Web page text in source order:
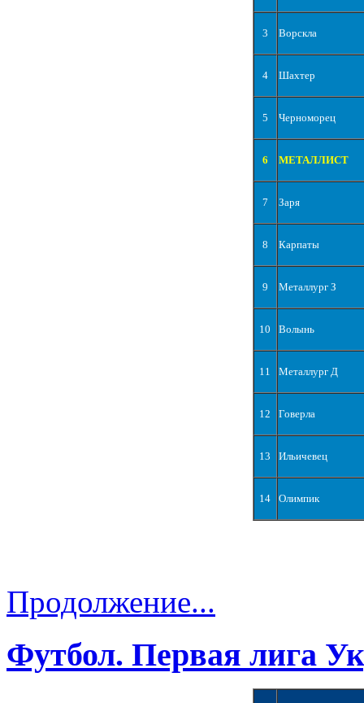
3 Ворскла
4 Шахтер
5 Черноморец
6 МЕТАЛЛИСТ
7 Заря
8 Карпаты
9 Металлург З
10 Волынь
11 Металлург Д
12 Говерла
13 Ильичевец
14 Олимпик
Продолжение...
Футбол. Первая лига